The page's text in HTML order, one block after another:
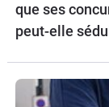
que ses
peut-elle